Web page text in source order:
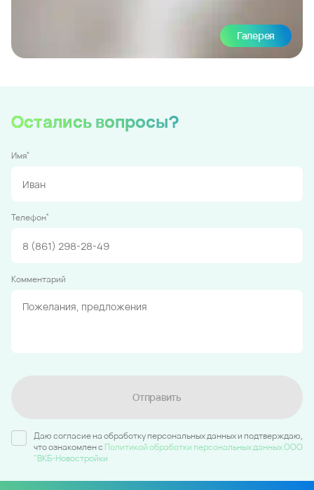
Галерея
Остались вопросы?
Имя*
Телефон*
Комментарий
Отправить
Даю согласие на обработку персональных данных и подтверждаю,
что ознакомлен c Политикой обработки персональных данных ООО
"ВКБ-Новостройки